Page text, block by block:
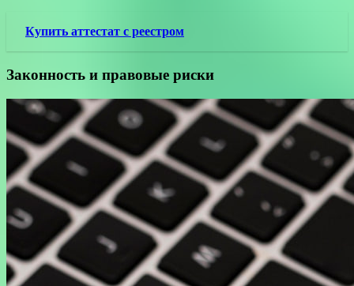
Купить аттестат с реестром
Законность и правовые риски